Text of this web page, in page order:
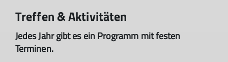
Treffen & Aktivitäten
Jedes Jahr gibt es ein Programm mit festen
Terminen.